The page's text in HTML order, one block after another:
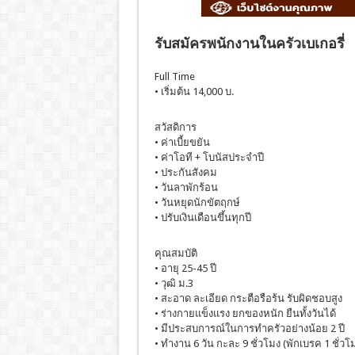
รับสมัครพนักงานในครัวเบเกอรี่
Full Time
• เริ่มต้น 14,000 บ.
สวัสดิการ
• ค่าเบี้ยขยัน
• ค่าโอที + โบนัสประจำปี
• ประกันสังคม
• วันลาพักร้อน
• วันหยุดนักขัตฤกษ์
• ปรับเงินเดือนขึ้นทุกปี
คุณสมบัติ
• อายุ 25-45 ปี
• วุฒิ ม.3
• สะอาด ละเอียด กระตือรือร้น รับผิดชอบสูง
• ร่างกายแข็งแรง ยกของหนัก ยืนทั้งวันได้
• มีประสบการณ์ในการทำครัวอย่างน้อย 2 ปี
• ทำงาน 6 วัน กะละ 9 ชั่วโมง (พักเบรค 1 ชั่วโ